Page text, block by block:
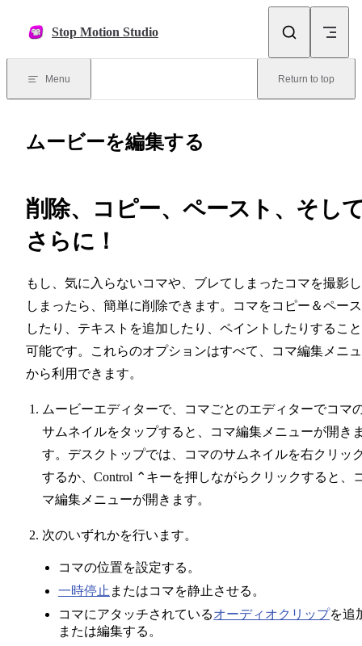
Stop Motion Studio
Menu Return to top
ムービーを編集する
削除、コピー、ペースト、そし
さらに！
もし、気に入らないコマや、ブレてしまったコマを撮影
しまったら、簡単に削除できます。コマをコピー＆ペー
したり、テキストを追加したり、ペイントしたりするこ
可能です。これらのオプションはすべて、コマ編集メニ
から利用できます。
ムービーエディターで、コマごとのエディターでコマ
サムネイルをタップすると、コマ編集メニューが開き
す。デスクトップでは、コマのサムネイルを右クリッ
するか、Control ⌃キーを押しながらクリックすると、
マ編集メニューが開きます。
次のいずれかを行います。
コマの位置を設定する。
一時停止 またはコマを静止させる。
コマにアタッチされているオーディオクリップを追
または編集する。